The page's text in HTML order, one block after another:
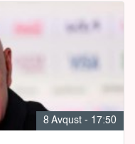
8 Avqust - 17:50